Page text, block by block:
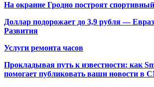
На окраине Гродно построят спортивный
Доллар подорожает до 3,9 рубля —
Развития
Услуги ремонта часов
Прокладывая путь к известности: как
помогает публиковать ваши новости в